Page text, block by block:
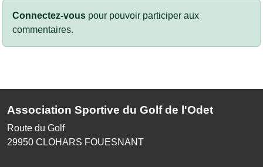
Connectez-vous pour pouvoir participer aux
commentaires.
Association Sportive du Golf de l'Odet
Route du Golf
29950 CLOHARS FOUESNANT